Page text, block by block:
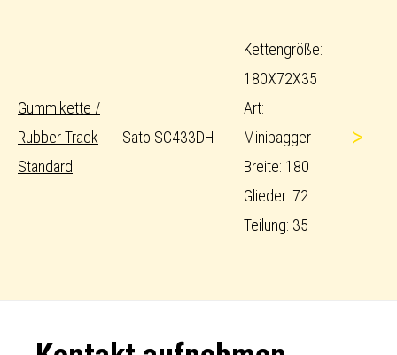
Gummikette /
Rubber Track
Standard
Sato SC433DH
Kettengröße:
180X72X35
Art:
Minibagger
Breite: 180
Glieder: 72
Teilung: 35
>